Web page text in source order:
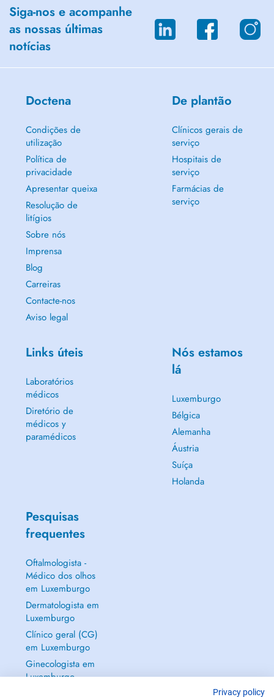
Siga-nos e acompanhe
as nossas últimas
notícias
Doctena
Condições de
utilização
Política de
privacidade
Apresentar queixa
Resolução de
litígios
Sobre nós
Imprensa
Blog
Carreiras
Contacte-nos
Aviso legal
De plantão
Clínicos gerais de
serviço
Hospitais de
serviço
Farmácias de
serviço
Links úteis
Laboratórios
médicos
Diretório de
médicos y
paramédicos
Nós estamos
lá
Luxemburgo
Bélgica
Alemanha
Áustria
Suíça
Holanda
Pesquisas
frequentes
Oftalmologista -
Médico dos olhos
em Luxemburgo
Dermatologista em
Luxemburgo
Clínico geral (CG)
em Luxemburgo
Ginecologista em
Luxemburgo
Privacy policy